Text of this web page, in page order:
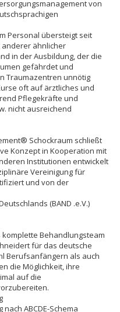
von
Personal übersteigt seit
ähnlicher
in der Ausbildung, der die
gefährdet und
Traumazentren unnötig
oft auf ärztliches und
Pflegekräfte und
nicht ausreichend
Schockraum schließt
Konzept in Kooperation mit
Institutionen entwickelt
Vereinigung für
und von der
(BAND .e.V.)
Behandlungsteam
für das deutsche
Berufsanfängern als auch
die Möglichkeit, ihre
auf die
ABCDE-Schema